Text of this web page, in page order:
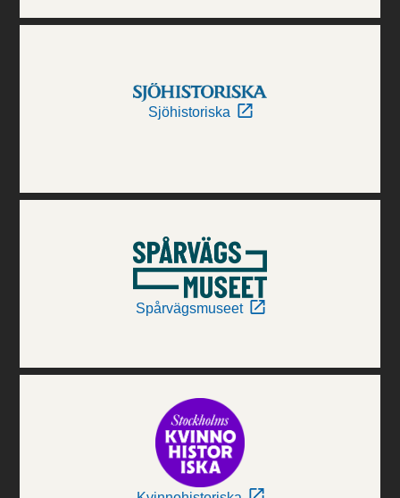
Sjöhistoriska
Spårvägsmuseet